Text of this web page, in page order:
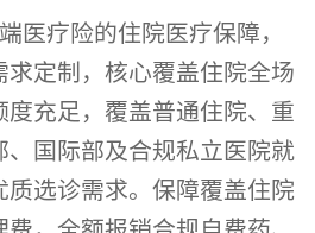
医疗险的住院医疗保障，
求定制，核心覆盖住院全场
度充足，覆盖普通住院、重
、国际部及合规私立医院就
质选诊需求。保障覆盖住院